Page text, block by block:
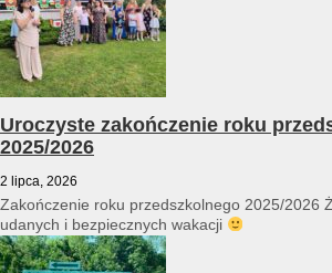
Uroczyste zakończenie roku
2025/2026
2 lipca, 2026
Zakończenie roku przedszkolnego 2025/2026
udanych i bezpiecznych wakacji